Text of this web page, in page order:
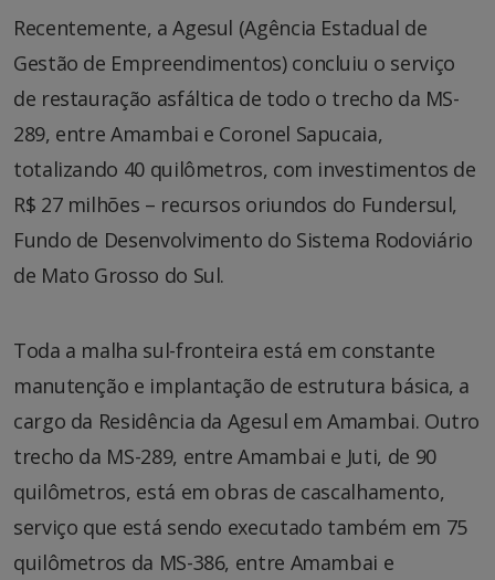
Recentemente, a Agesul (Agência Estadual de
Gestão de Empreendimentos) concluiu o serviço
de restauração asfáltica de todo o trecho da MS-
289, entre Amambai e Coronel Sapucaia,
totalizando 40 quilômetros, com investimentos de
R$ 27 milhões – recursos oriundos do Fundersul,
Fundo de Desenvolvimento do Sistema Rodoviário
de Mato Grosso do Sul.
Toda a malha sul-fronteira está em constante
manutenção e implantação de estrutura básica, a
cargo da Residência da Agesul em Amambai. Outro
trecho da MS-289, entre Amambai e Juti, de 90
quilômetros, está em obras de cascalhamento,
serviço que está sendo executado também em 75
quilômetros da MS-386, entre Amambai e